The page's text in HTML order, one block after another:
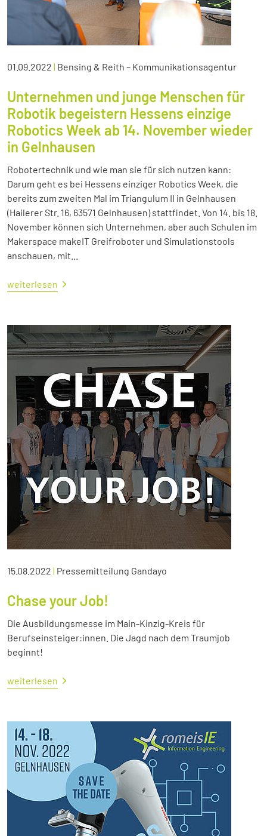
01.09.2022 | Bensing & Reith – Kommunikationsagentur
Unternehmen und junge Menschen für
Robotik begeistern Hessens einzige
Robotics Week ab 14. November wieder
in Gelnhausen
Robotertechnik und wie man sie für sich nutzen kann:
Darum geht es bei Hessens einziger Robotics Week, die
bereits zum zweiten Mal im Triangulum II in Gelnhausen
(Hailerer Str. 16, 63571 Gelnhausen) stattfindet. Von 14. bis 18.
November können sich Unternehmen, aber auch Schulen im
Makerspace makeIT Greifroboter und Simulationstools
anschauen, mit...
weiterlesen
15.08.2022 | Pressemitteilung Gandayo
Chase your Job!
Die Ausbildungsmesse im Main-Kinzig-Kreis für
Berufseinsteiger:innen. Die Jagd nach dem Traumjob
beginnt!
weiterlesen